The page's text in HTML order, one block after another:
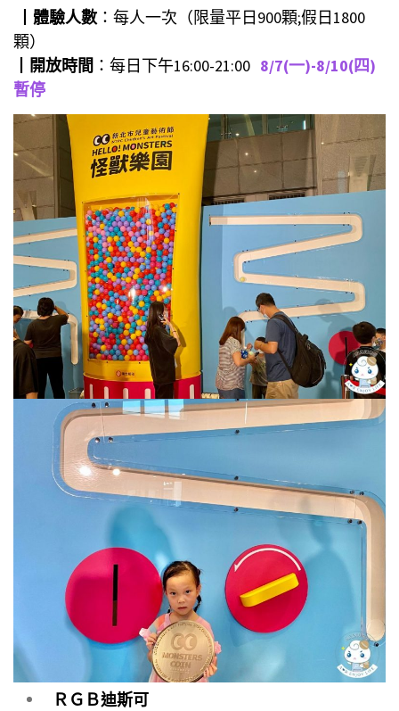
體驗人數：每人一次（限量平日900顆;假日1800
顆）
開放時間 ：每日下午16:00-21:00 8/7(一)-8/10(四)
暫停
ＲＧＢ迪斯可